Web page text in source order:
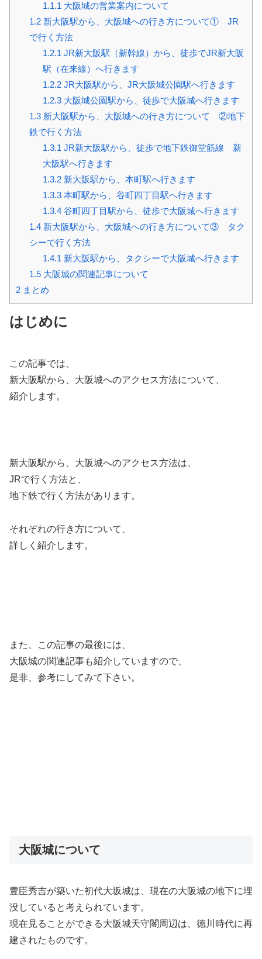
1.1.1 大阪城の営業案内について
1.2新大阪駅から、大阪城への行き方について① JR
で行く方法
1.2.1 JR新大阪駅（新幹線）から、徒歩でJR新大阪
駅（在来線）へ行きます
1.2.2JR大阪駅から、JR大阪城公園駅へ行きます
1.2.3大阪城公園駅から、徒歩で大阪城へ行きます
1.3新大阪駅から、大阪城への行き方について ②地下
鉄で行く方法
1.3.1 JR新大阪駅から、徒歩で地下鉄御堂筋線 新
大阪駅へ行きます
1.3.2新大阪駅から、本町駅へ行きます
1.3.3本町駅から、谷町四丁目駅へ行きます
1.3.4谷町四丁目駅から、徒歩で大阪城へ行きます
1.4新大阪駅から、大阪城への行き方について③ タク
シーで行く方法
1.4.1 新大阪駅から、タクシーで大阪城へ行きます
1.5大阪城の関連記事について
2 まとめ
はじめに
この記事では、
新大阪駅から、大阪城へのアクセス方法について、
紹介します。
新大阪駅から、大阪城へのアクセス方法は、
JRで行く方法と、
地下鉄で行く方法があります。
それぞれの行き方について、
詳しく紹介します。
また、この記事の最後には、
大阪城の関連記事も紹介していますので、
是非、参考にしてみて下さい。
大阪城について
豊臣秀吉が築いた初代大坂城は、現在の大阪城の地下に埋
没していると考えられています。
現在見ることができる大阪城天守閣周辺は、徳川時代に再
建されたものです。